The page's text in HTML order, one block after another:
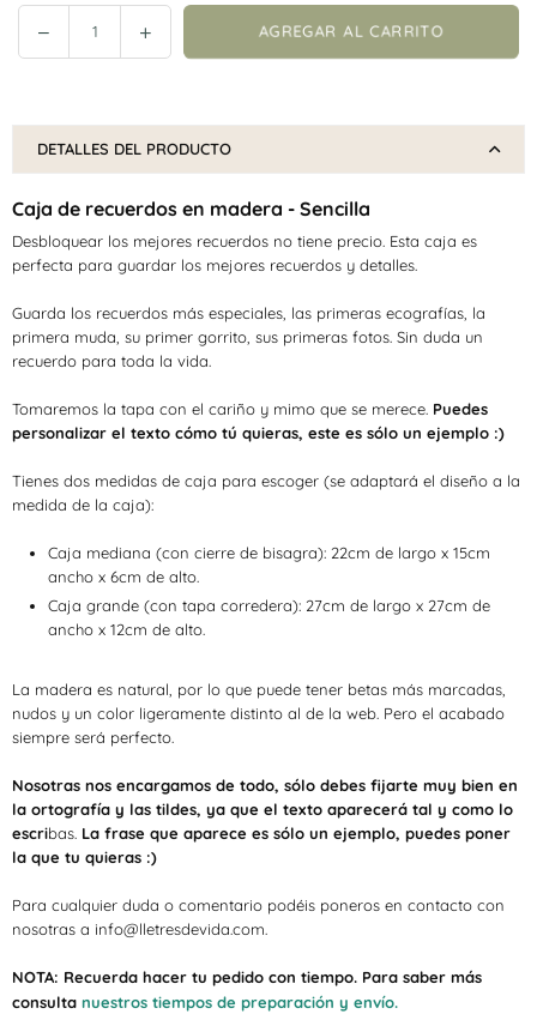
Reducir
cantidad
madera
-
Puntos
Incrementar
cantidad
madera
-
Puntos
AGREGAR AL CARRITO
DETALLES DEL PRODUCTO
Caja de recuerdos en madera - Sencilla
Desbloquear los mejores recuerdos no tiene precio. Esta caja es
perfecta para guardar los mejores recuerdos y detalles.
Guarda los recuerdos más especiales, las primeras ecografías, la
primera muda, su primer gorrito, sus primeras fotos. Sin duda un
recuerdo para toda la vida.
Tomaremos la tapa con el cariño y mimo que se merece. Puedes
personalizar el texto cómo tú quieras, este es sólo un ejemplo :)
Tienes dos medidas de caja para escoger (se adaptará el diseño a la
medida de la caja):
Caja mediana (con cierre de bisagra): 22cm de largo x 15cm
ancho x 6cm de alto.
Caja grande (con tapa corredera): 27cm de largo x 27cm de
ancho x 12cm de alto.
La madera es natural, por lo que puede tener betas más marcadas,
nudos y un color ligeramente distinto al de la web. Pero el acabado
siempre será perfecto.
Nosotras nos encargamos de todo, sólo debes fijarte muy bien en
la ortografía y las tildes, ya que el texto aparecerá tal y como lo
escribas. La frase que aparece es sólo un ejemplo, puedes poner
la que tu quieras :)
Para cualquier duda o comentario podéis poneros en contacto con
nosotras a info@lletresdevida.com.
NOTA: Recuerda hacer tu pedido con tiempo. Para saber más
consulta nuestros tiempos de preparación y envío.